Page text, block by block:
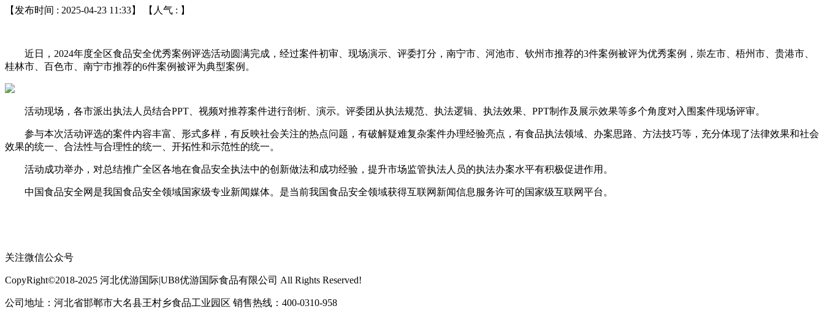
【发布时间 : 2025-04-23 11:33】 【人气 : 】
近日，2024年度全区食品安全优秀案例评选活动圆满完成，经过案件初审、现场演示、评委打分，南宁市、河池市、钦州市推荐的3件案例被评为优秀案例，崇左市、梧州市、贵港市、
桂林市、百色市、南宁市推荐的6件案例被评为典型案例。
活动现场，各市派出执法人员结合PPT、视频对推荐案件进行剖析、演示。评委团从执法规范、执法逻辑、执法效果、PPT制作及展示效果等多个角度对入围案件现场评审。
参与本次活动评选的案件内容丰富、形式多样，有反映社会关注的热点问题，有破解疑难复杂案件办理经验亮点，有食品执法领域、办案思路、方法技巧等，充分体现了法律效果和社会
效果的统一、合法性与合理性的统一、开拓性和示范性的统一。
活动成功举办，对总结推广全区各地在食品安全执法中的创新做法和成功经验，提升市场监管执法人员的执法办案水平有积极促进作用。
中国食品安全网是我国食品安全领域国家级专业新闻媒体。是当前我国食品安全领域获得互联网新闻信息服务许可的国家级互联网平台。
关注微信公众号
CopyRight©2018-2025 河北优游国际|UB8优游国际食品有限公司 All Rights Reserved!
公司地址：河北省邯郸市大名县王村乡食品工业园区 销售热线：400-0310-958